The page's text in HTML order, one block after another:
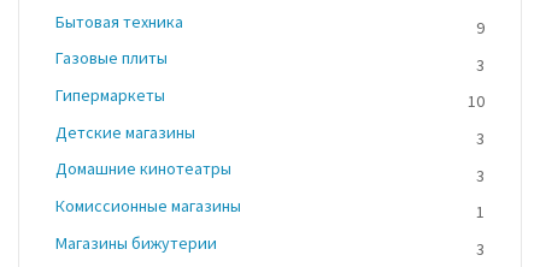
Бытовая техника
9
Газовые плиты
3
Гипермаркеты
10
Детские магазины
3
Домашние кинотеатры
3
Комиссионные магазины
1
Магазины бижутерии
3